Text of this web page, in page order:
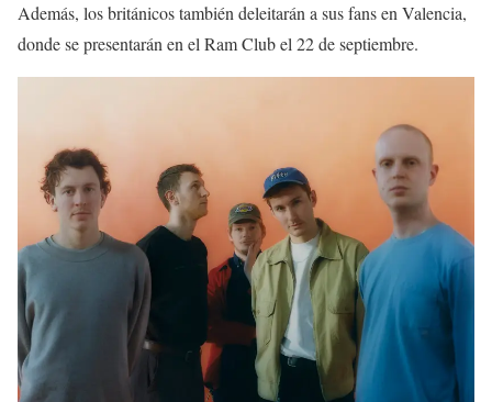
Además, los británicos también deleitarán a sus fans en Valencia,
donde se presentarán en el Ram Club el 22 de septiembre.